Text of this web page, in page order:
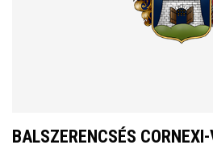
BALSZERENCSÉS CORNEXI-